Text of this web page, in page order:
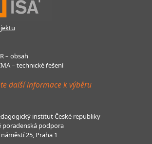
– obsah
– technické řešení
další informace k výběru
institut České republiky
poradenská podpora
25, Praha 1